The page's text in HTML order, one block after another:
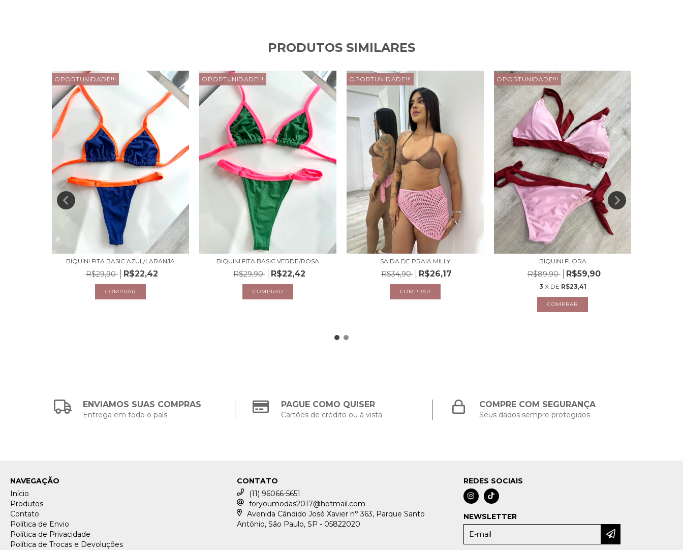
PRODUTOS SIMILARES
OPORTUNIDADE!!!
BIQUINI FITA BASIC AZUL/LARANJA
R$29,90 R$22,42
COMPRAR
OPORTUNIDADE!!!
BIQUINI FITA BASIC VERDE/ROSA
R$29,90 R$22,42
COMPRAR
OPORTUNIDADE!!!
SAIDA DE PRAIA MILLY
R$34,90 R$26,17
COMPRAR
OPORTUNIDADE!!!
BIQUINI FLORA
R$89,90 R$59,90
3 X DE R$23,41
COMPRAR
ENVIAMOS SUAS COMPRAS
Entrega em todo o país
PAGUE COMO QUISER
Cartões de crédito ou à vista
COMPRE COM SEGURANÇA
Seus dados sempre protegidos
NAVEGAÇÃO
Início
Produtos
Contato
Política de Envio
Política de Privacidade
Política de Trocas e Devoluções
CONTATO
(11) 96066-5651
foryoumodas2017@hotmail.com
Avenida Cândido José Xavier n° 363, Parque Santo
Antônio, São Paulo, SP - 05822020
REDES SOCIAIS
NEWSLETTER